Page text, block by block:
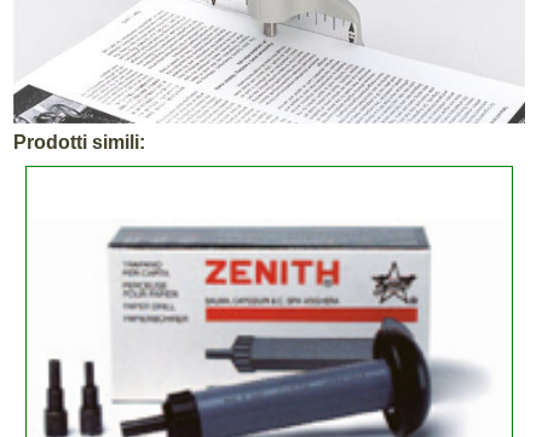
Prodotti simili: